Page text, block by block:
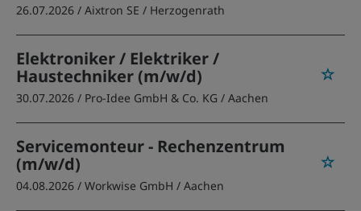
26.07.2026 / Aixtron SE / Herzogenrath
Elektroniker / Elektriker /
Haustechniker (m/w/d)
30.07.2026 / Pro-Idee GmbH & Co. KG / Aachen
Servicemonteur - Rechenzentrum
(m/w/d)
04.08.2026 / Workwise GmbH / Aachen